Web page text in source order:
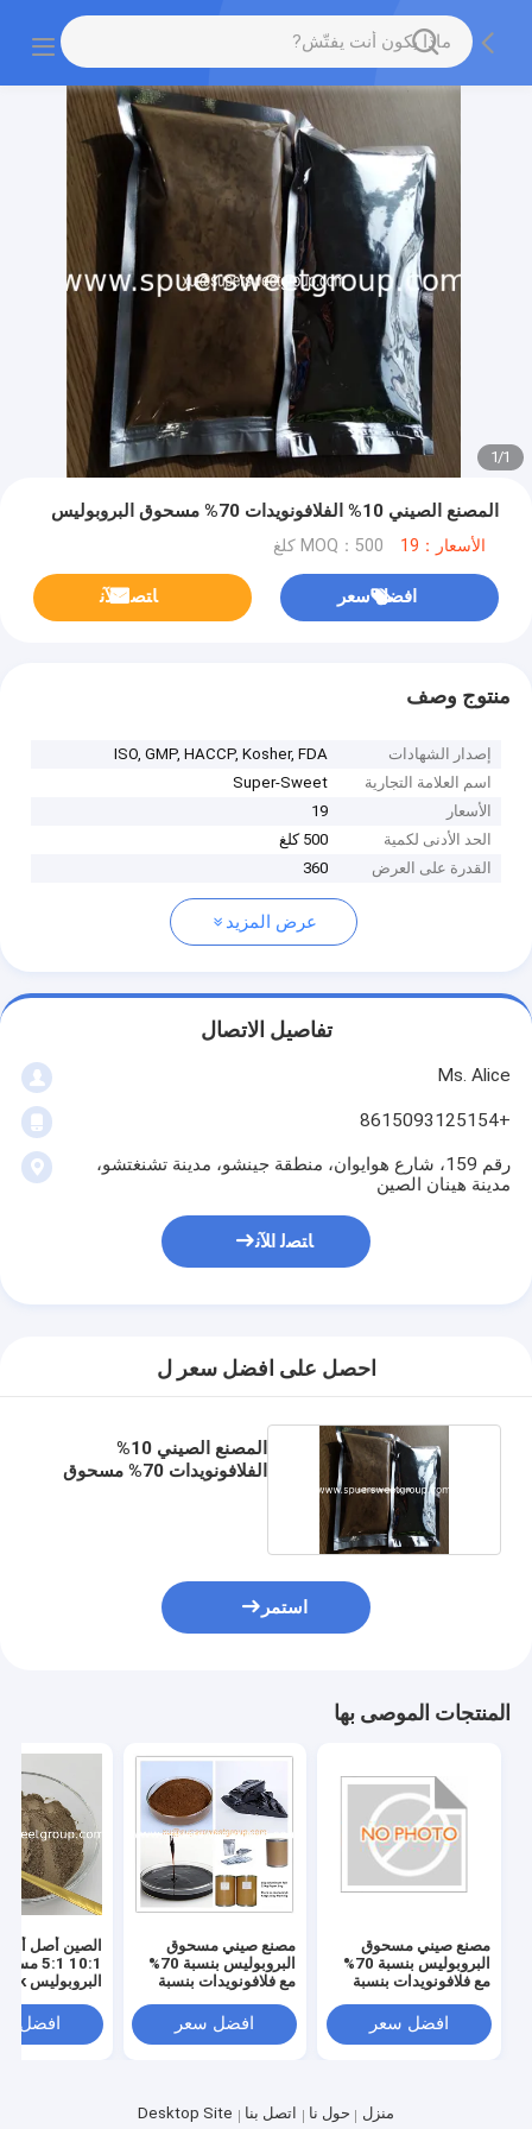
1
/
1
المصنع الصيني 10% الفلافونويدات 70% مسحوق البروبوليس
الأسعار：19 MOQ：500 كلغ
افضل سعر ﺎﺘﺼﻟ ﺍﻶﻧ
منتوج وصف
إصدار الشهادات
ISO, GMP, HACCP, Kosher, FDA
اسم العلامة التجارية
Super-Sweet
الأسعار
19
الحد الأدنى لكمية
500 كلغ
القدرة على العرض
360
عرض المزيد
تفاصيل الاتصال
Ms. Alice
+8615093125154
رقم 159، شارع هوايوان، منطقة جينشو، مدينة تشنغتشو،
مدينة هينان الصين
ﺎﺘﺼﻟ ﺍﻶﻧ
احصل على افضل سعر ل
المصنع الصيني 10%
الفلافونويدات 70% مسحوق
استمر
المنتجات الموصى بها
مصنع صيني مسحوق
البروبوليس بنسبة 70%
مع فلافونويدات بنسبة
افضل سعر
مصنع صيني مسحوق
البروبوليس بنسبة 70%
مع فلافونويدات بنسبة
افضل سعر
الصين أصل
10:1 5:1
البروبوليس bluk حزمة
افضل
منزل حول نا اتصل بنا
Desktop Site